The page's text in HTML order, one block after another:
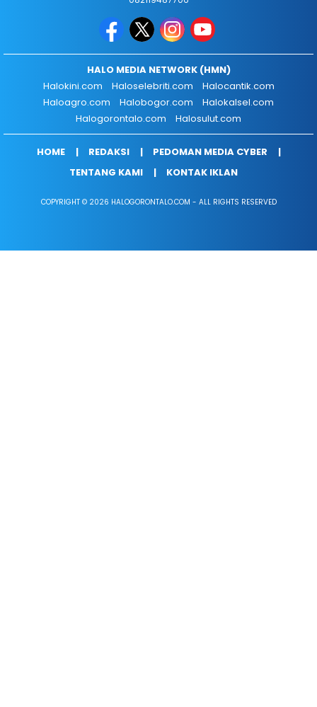
HALO MEDIA NETWORK (HMN)
Halokini.com
Haloselebriti.com
Halocantik.com
Haloagro.com
Halobogor.com
Halokalsel.com
Halogorontalo.com
Halosulut.com
HOME REDAKSI
PEDOMAN MEDIA CYBER
TENTANG KAMI
KONTAK IKLAN
COPYRIGHT © 2026 HALOGORONTALO.COM - ALL RIGHTS RESERVED